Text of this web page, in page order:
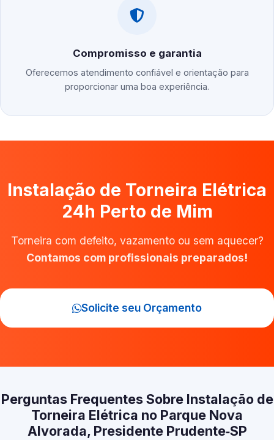
Compromisso e garantia
Oferecemos atendimento confiável e orientação para
proporcionar uma boa experiência.
Instalação de Torneira Elétrica
24h Perto de Mim
Torneira com defeito, vazamento ou sem aquecer?
Contamos com profissionais preparados!
Solicite seu Orçamento
Perguntas Frequentes Sobre Instalação de
Torneira Elétrica no Parque Nova
Alvorada, Presidente Prudente‑SP